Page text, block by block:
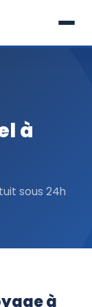
à
sous 24h
à